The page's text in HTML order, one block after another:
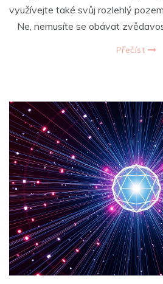
využívejte také svůj rozlehlý
Ne, nemusíte se obávat
Přečíst